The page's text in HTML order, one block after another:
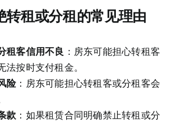
转租或分租的常见理由
租客信用不良 ：房东可能担心转租客
法按时支付租金。
险：房东可能担心转租客或分租客会
款 ：如果租赁合同明确禁止转租或分